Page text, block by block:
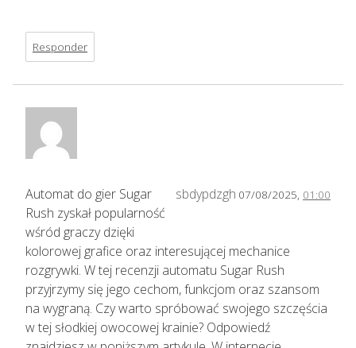
Responder
sbdypdzgh 07/08/2025, 01:00
Automat do gier Sugar
Rush zyskał popularność
wśród graczy dzięki
kolorowej grafice oraz interesującej mechanice
rozgrywki. W tej recenzji automatu Sugar Rush
przyjrzymy się jego cechom, funkcjom oraz szansom
na wygraną. Czy warto spróbować swojego szczęścia
w tej słodkiej owocowej krainie? Odpowiedź